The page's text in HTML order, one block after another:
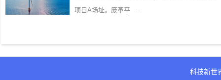
项目A场址。庞革平 ...
科技新世